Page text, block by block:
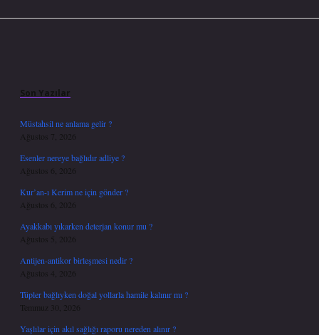
Son Yazılar
Müstahsil ne anlama gelir ?
Ağustos 7, 2026
Esenler nereye bağlıdır adliye ?
Ağustos 6, 2026
Kur’an-ı Kerim ne için gönder ?
Ağustos 6, 2026
Ayakkabı yıkarken deterjan konur mu ?
Ağustos 5, 2026
Antijen-antikor birleşmesi nedir ?
Ağustos 4, 2026
Tüpler bağlıyken doğal yollarla hamile kalınır mı ?
Temmuz 30, 2026
Yaşlılar için akıl sağlığı raporu nereden alınır ?